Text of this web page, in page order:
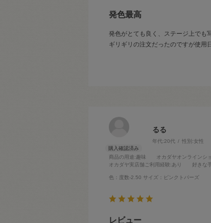
発色最高
発色がとても良く、ステージ上でも
ギリギリの注文だったのですが使用
るる
年代:20代 性別:女性
商品の用途:趣味 オカダヤオンラインシ
オカダヤ実店舗ご利用経験:あり 好きな
色：度数-2.50 サイズ：ピンクトパーズ
レビュー